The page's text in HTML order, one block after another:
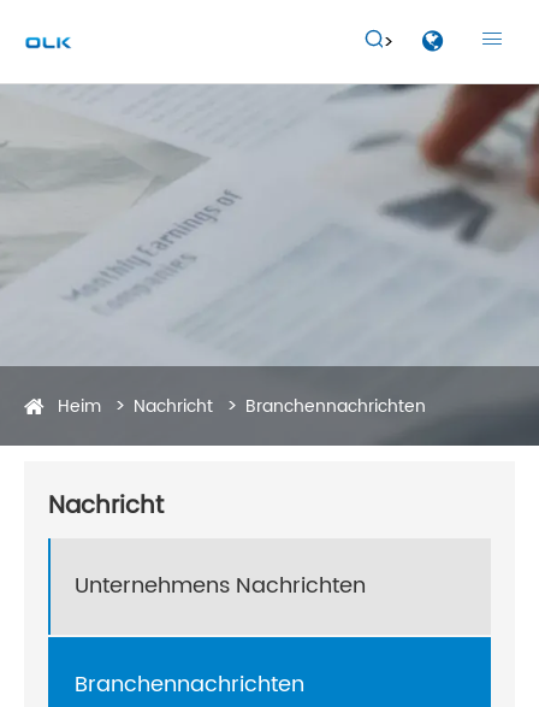
 
Heim Nachricht Branchennachrichten
Nachricht
Unternehmens Nachrichten
Branchennachrichten